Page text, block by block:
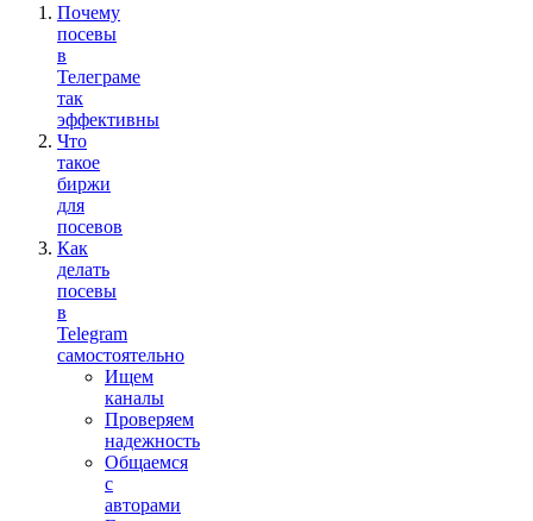
Почему
посевы
в
Телеграме
так
эффективны
Что
такое
биржи
для
посевов
Как
делать
посевы
в
Telegram
самостоятельно
Ищем
каналы
Проверяем
надежность
Общаемся
с
авторами